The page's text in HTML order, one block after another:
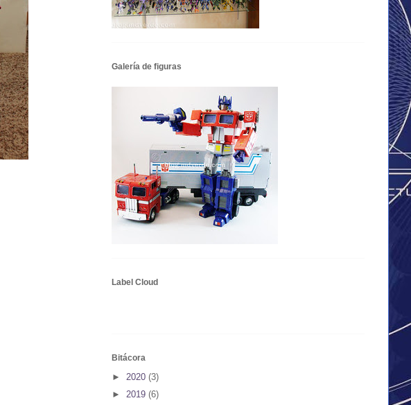
Galería de figuras
Label Cloud
Bitácora
► 2020 (3)
► 2019 (6)